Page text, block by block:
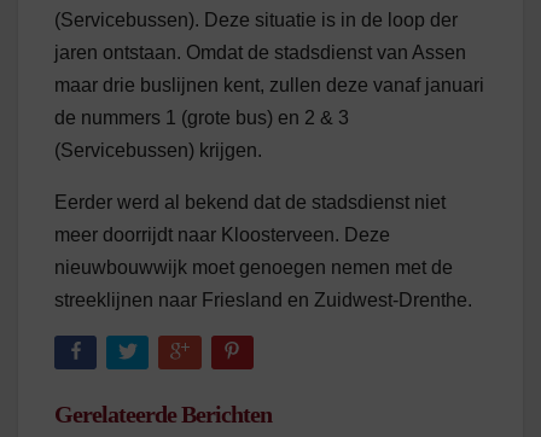
(Servicebussen). Deze situatie is in de loop der
jaren ontstaan. Omdat de stadsdienst van Assen
maar drie buslijnen kent, zullen deze vanaf januari
de nummers 1 (grote bus) en 2 & 3
(Servicebussen) krijgen.
Eerder werd al bekend dat de stadsdienst niet
meer doorrijdt naar Kloosterveen. Deze
nieuwbouwwijk moet genoegen nemen met de
streeklijnen naar Friesland en Zuidwest-Drenthe.
Gerelateerde Berichten